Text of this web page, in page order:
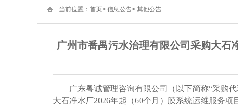
当前位置： 首页> 信息公告> 其他公告
广州市番禺污水治理有限公司采购大石
广东粤诚管理咨询有限公司 （以下简称“采购
大石净水厂2026年起（60个月）膜系统运维服务项